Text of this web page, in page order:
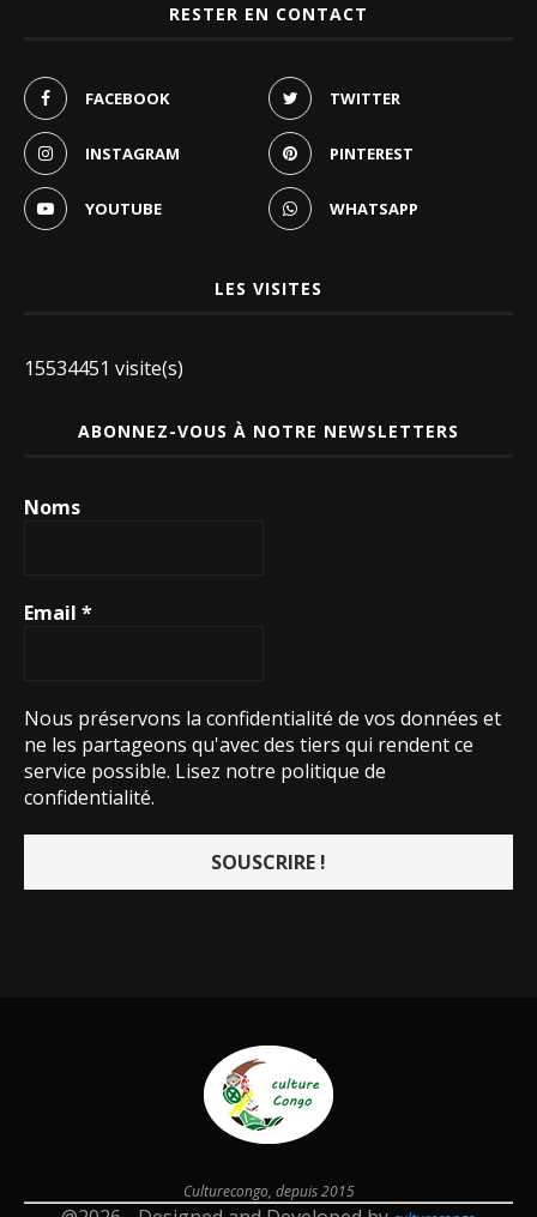
RESTER EN CONTACT
FACEBOOK TWITTER
INSTAGRAM PINTEREST
YOUTUBE WHATSAPP
LES VISITES
15534451 visite(s)
ABONNEZ-VOUS À NOTRE NEWSLETTERS
Noms
Email *
Nous préservons la confidentialité de vos données et
ne les partageons qu'avec des tiers qui rendent ce
service possible. Lisez notre politique de
confidentialité.
Culturecongo, depuis 2015